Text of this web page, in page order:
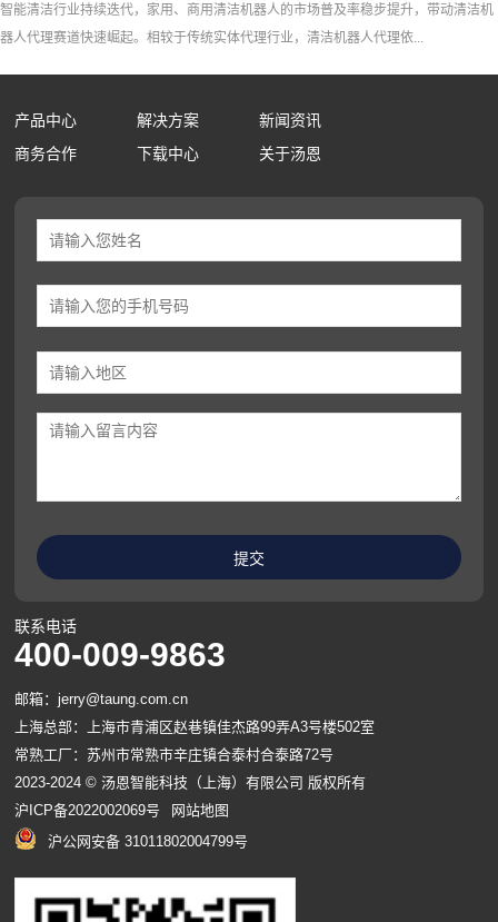
智能清洁行业持续迭代，家用、商用清洁机器人的市场普及率稳步提升，带动清洁机
器人代理赛道快速崛起。相较于传统实体代理行业，清洁机器人代理依...
产品中心 解决方案
新闻资讯
商务合作
下载中心 关于汤恩
联系电话
400-009-9863
邮箱：jerry@taung.com.cn
上海总部：上海市青浦区赵巷镇佳杰路99弄A3号楼502室
常熟工厂：苏州市常熟市辛庄镇合泰村合泰路72号
2023-2024 © 汤恩智能科技（上海）有限公司 版权所有
沪ICP备2022002069号
网站地图
沪公网安备 31011802004799号